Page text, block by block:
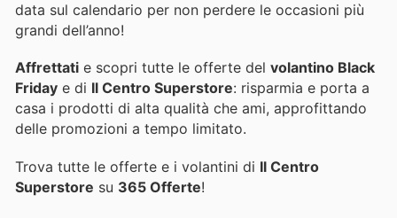
data sul calendario per non perdere le occasioni più
grandi dell’anno!
Affrettati e scopri tutte le offerte del volantino Black
Friday e di Il Centro Superstore: risparmia e porta a
casa i prodotti di alta qualità che ami, approfittando
delle promozioni a tempo limitato.
Trova tutte le offerte e i volantini di Il Centro
Superstore su 365 Offerte!